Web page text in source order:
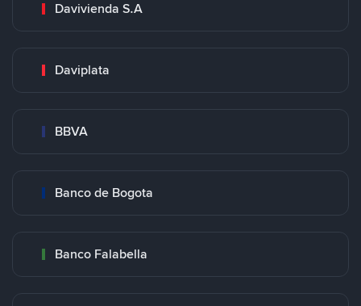
Davivienda S.A
Daviplata
BBVA
Banco de Bogota
Banco Falabella